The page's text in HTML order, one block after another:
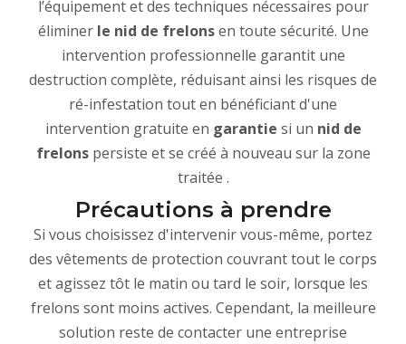
l’équipement et des techniques nécessaires pour
éliminerle nid de frelonsen toute sécurité. Une
intervention professionnelle garantit une
destruction complète, réduisant ainsi les risques de
ré-infestation tout en bénéficiant d'une
intervention gratuite en garantie si un nid de
frelonspersiste et se créé à nouveau sur la zone
traitée .
Précautions à prendre
Si vous choisissez d'intervenir vous-même, portez
des vêtements de protection couvrant tout le corps
et agissez tôt le matin ou tard le soir, lorsque les
frelons sont moins actives. Cependant, la meilleure
solution reste de contacter une entreprise